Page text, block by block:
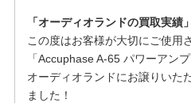
「オーディオランドの買取実績」
この度はお客様が大切にご使用
「Accuphase A-65 パワーアン
オーディオランドにお譲りいた
ました！